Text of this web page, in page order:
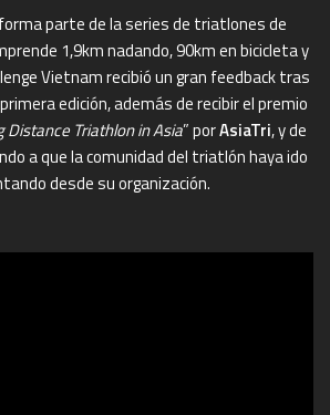
parte de la series de triatlones de
1,9km nadando, 90km en bicicleta y
Vietnam recibió un gran feedback tras
edición, además de recibir el premio
Distance Triathlon in Asia” porAsiaTri, y de
a que la comunidad del triatlón haya ido
desde su organización.